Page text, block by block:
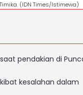
(IDN Times/Istimewa)
pendakian di
kesalahan dalam